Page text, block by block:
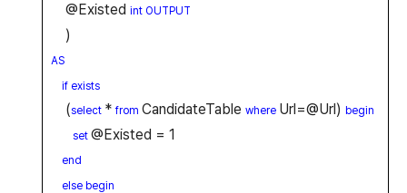
@Existed int OUTPUT
)
AS
if exists
(select *from CandidateTable where Url=@Url) begin
set @Existed = 1
end
else begin